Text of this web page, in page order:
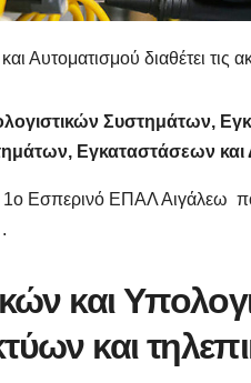
Αυτοματισμού διαθέτει τις
Συστημάτων,
Εγκαταστάσεων και
Εσπερινό ΕΠΑΛ Αιγάλεω
και
και